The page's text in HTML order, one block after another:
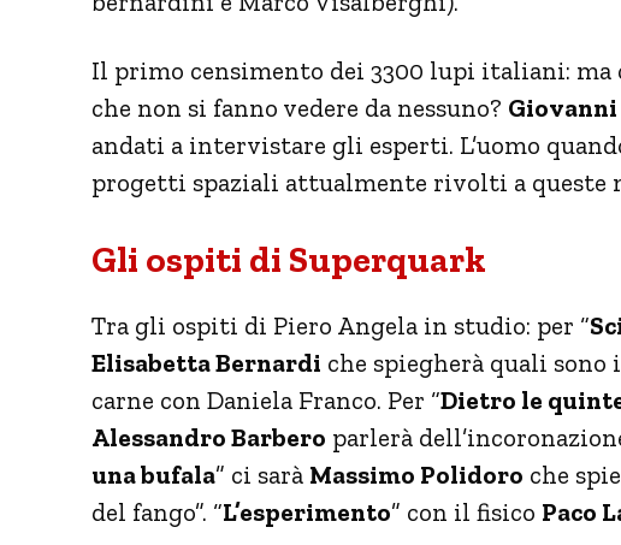
Il primo censimento dei 3300 lupi italiani: ma
che non si fanno vedere da nessuno? Giovanni
andati a intervistare gli esperti. L’uomo
progetti spaziali attualmente rivolti a queste
Gli ospiti di Superquark
Tra gli ospiti di Piero Angela in studio: per “
Elisabetta Bernardi che spiegherà quali
carne con Daniela Franco. Per “Dietro le
Alessandro Barbero parlerà
una bufala” ci sarà Massimo Polidoro che
del fango”. “L’esperimento” con il fisico Paco